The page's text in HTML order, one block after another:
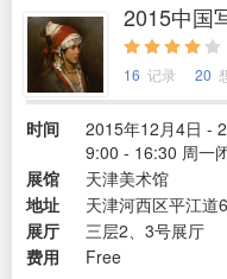
2015中国
16 记录 20
时间
2015年12月4日 -
9:00 - 16:30 周一
展馆
天津美术馆
地址
天津河西区平江道
展厅
三层2、3号展厅
费用
Free